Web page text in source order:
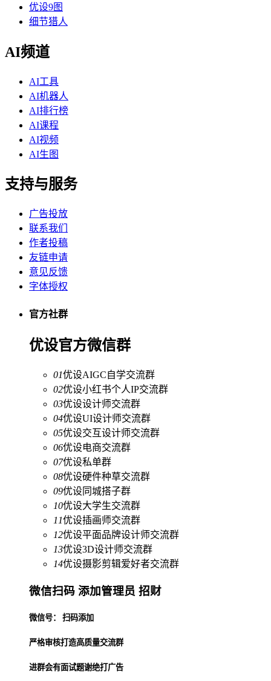
优设9图
细节猎人
AI频道
AI工具
AI机器人
AI排行榜
AI课程
AI视频
AI生图
支持与服务
广告投放
联系我们
作者投稿
友链申请
意见反馈
字体授权
官方社群
优设官方微信群
01优设AIGC自学交流群
02优设小红书个人IP交流群
03优设设计师交流群
04优设UI设计师交流群
05优设交互设计师交流群
06优设电商交流群
07优设私单群
08优设硬件种草交流群
09优设同城搭子群
10优设大学生交流群
11优设插画师交流群
12优设平面品牌设计师交流群
13优设3D设计师交流群
14优设摄影剪辑爱好者交流群
微信扫码 添加管理员 招财
微信号： 扫码添加
严格审核打造高质量交流群
进群会有面试题谢绝打广告